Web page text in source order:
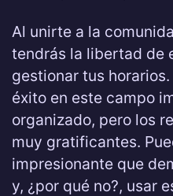
Al unirte a la
tendrás la libertad de
gestionar tus
éxito en este campo
organizado, pero los
muy gratificantes.
impresionante que
y, ¿por qué no?, usar